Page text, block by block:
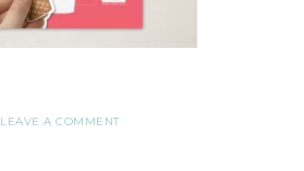
LEAVE A COMMENT